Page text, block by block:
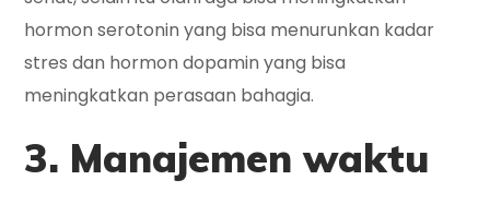
hormon serotonin yang bisa menurunkan kadar
stres dan hormon dopamin yang bisa
meningkatkan perasaan bahagia.
3. Manajemen waktu